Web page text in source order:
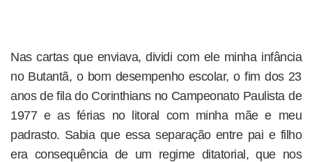
Nas cartas que enviava, dividi com ele minha infância
no Butantã, o bom desempenho escolar, o fim dos 23
anos de fila do Corinthians no Campeonato Paulista de
1977 e as férias no litoral com minha mãe e meu
padrasto. Sabia que essa separação entre pai e filho
era consequência de um regime ditatorial, que nos